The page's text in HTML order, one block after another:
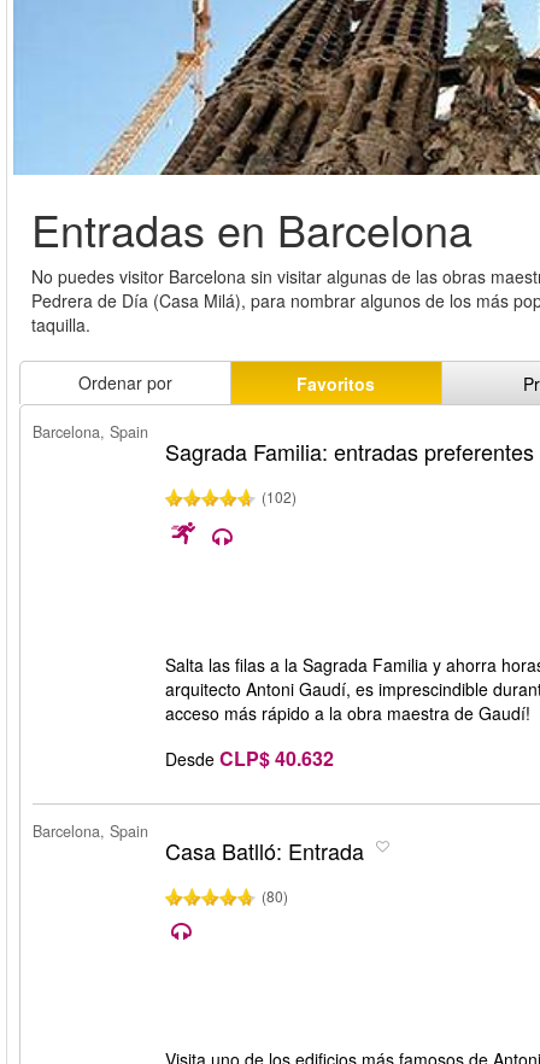
Entradas en Barcelona
No puedes visitor Barcelona sin visitar algunas de las obras
Pedrera de Día (Casa Milá), para nombrar algunos de los más
taquilla.
Ordenar por Favoritos
Barcelona, Spain
Sagrada Familia: entradas preferentes
(102)
Salta las filas a la Sagrada Familia y ahorra
arquitecto Antoni Gaudí, es imprescindible
acceso más rápido a la obra maestra de Gaudí!
Desde CLP$ 40.632
Barcelona, Spain
Casa Batlló: Entrada
(80)
Visita uno de los edificios más famosos de